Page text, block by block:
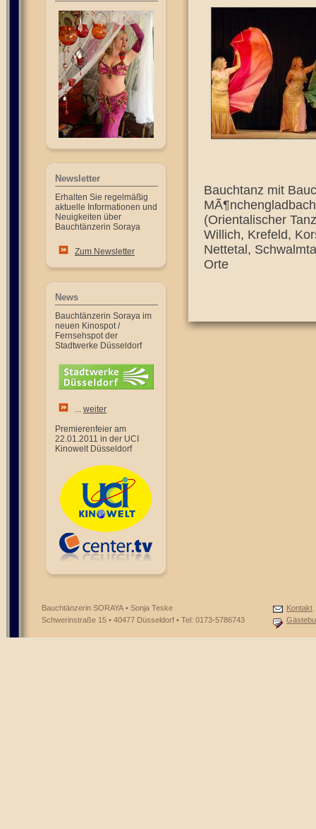
Newsletter
Erhalten Sie regelmäßig
aktuelle Informationen und
Neuigkeiten über
Bauchtänzerin Soraya
Zum Newsletter
News
Bauchtänzerin Soraya im
neuen Kinospot /
Fernsehspot der
Stadtwerke Düsseldorf
... weiter
Premierenfeier am
22.01.2011 in der UCI
Kinowelt Düsseldorf
Bauchtanz mit
(Orientalischer
Willich, Krefeld,
Nettetal,
Orte
Bauchtänzerin SORAYA • Sonja Teske
Schwerinstraße 15 • 40477 Düsseldorf • Tel: 0173-5786743
Kontakt